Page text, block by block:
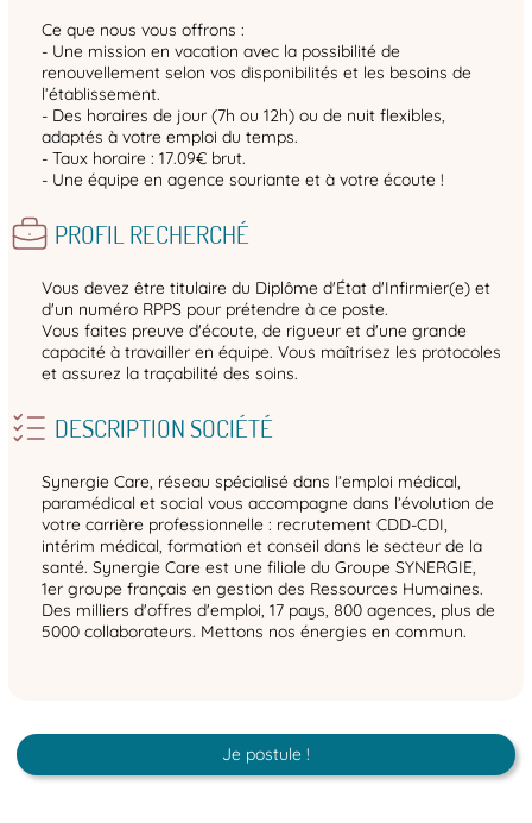
Ce que nous vous offrons :
- Une mission en vacation avec la possibilité de
renouvellement selon vos disponibilités et les besoins de
l’établissement.
- Des horaires de jour (7h ou 12h) ou de nuit flexibles,
adaptés à votre emploi du temps.
- Taux horaire : 17.09€ brut.
- Une équipe en agence souriante et à votre écoute !
PROFIL RECHERCHÉ
Vous devez être titulaire du Diplôme d'État d'Infirmier(e) et
d'un numéro RPPS pour prétendre à ce poste.
Vous faites preuve d'écoute, de rigueur et d'une grande
capacité à travailler en équipe. Vous maîtrisez les protocoles
et assurez la traçabilité des soins.
DESCRIPTION SOCIÉTÉ
Synergie Care, réseau spécialisé dans l’emploi médical,
paramédical et social vous accompagne dans l’évolution de
votre carrière professionnelle : recrutement CDD-CDI,
intérim médical, formation et conseil dans le secteur de la
santé. Synergie Care est une filiale du Groupe SYNERGIE,
1er groupe français en gestion des Ressources Humaines.
Des milliers d'offres d'emploi, 17 pays, 800 agences, plus de
5000 collaborateurs. Mettons nos énergies en commun.
Je postule !